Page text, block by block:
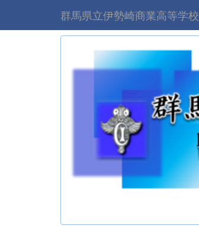
群馬県立伊勢崎商業高等学校